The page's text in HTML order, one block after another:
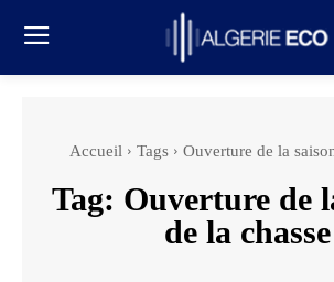
Accueil Tags Ouverture de la
Tag: Ouverture de
de la chasse